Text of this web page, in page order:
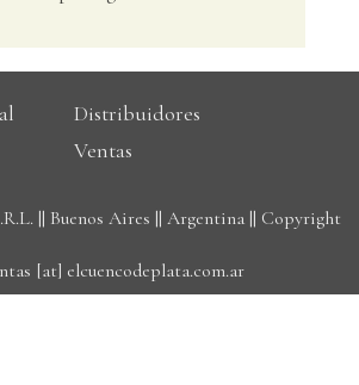
Distribuidores
Ventas
|| Buenos Aires || Argentina || Copyright
[at] elcuencodeplata.com.ar